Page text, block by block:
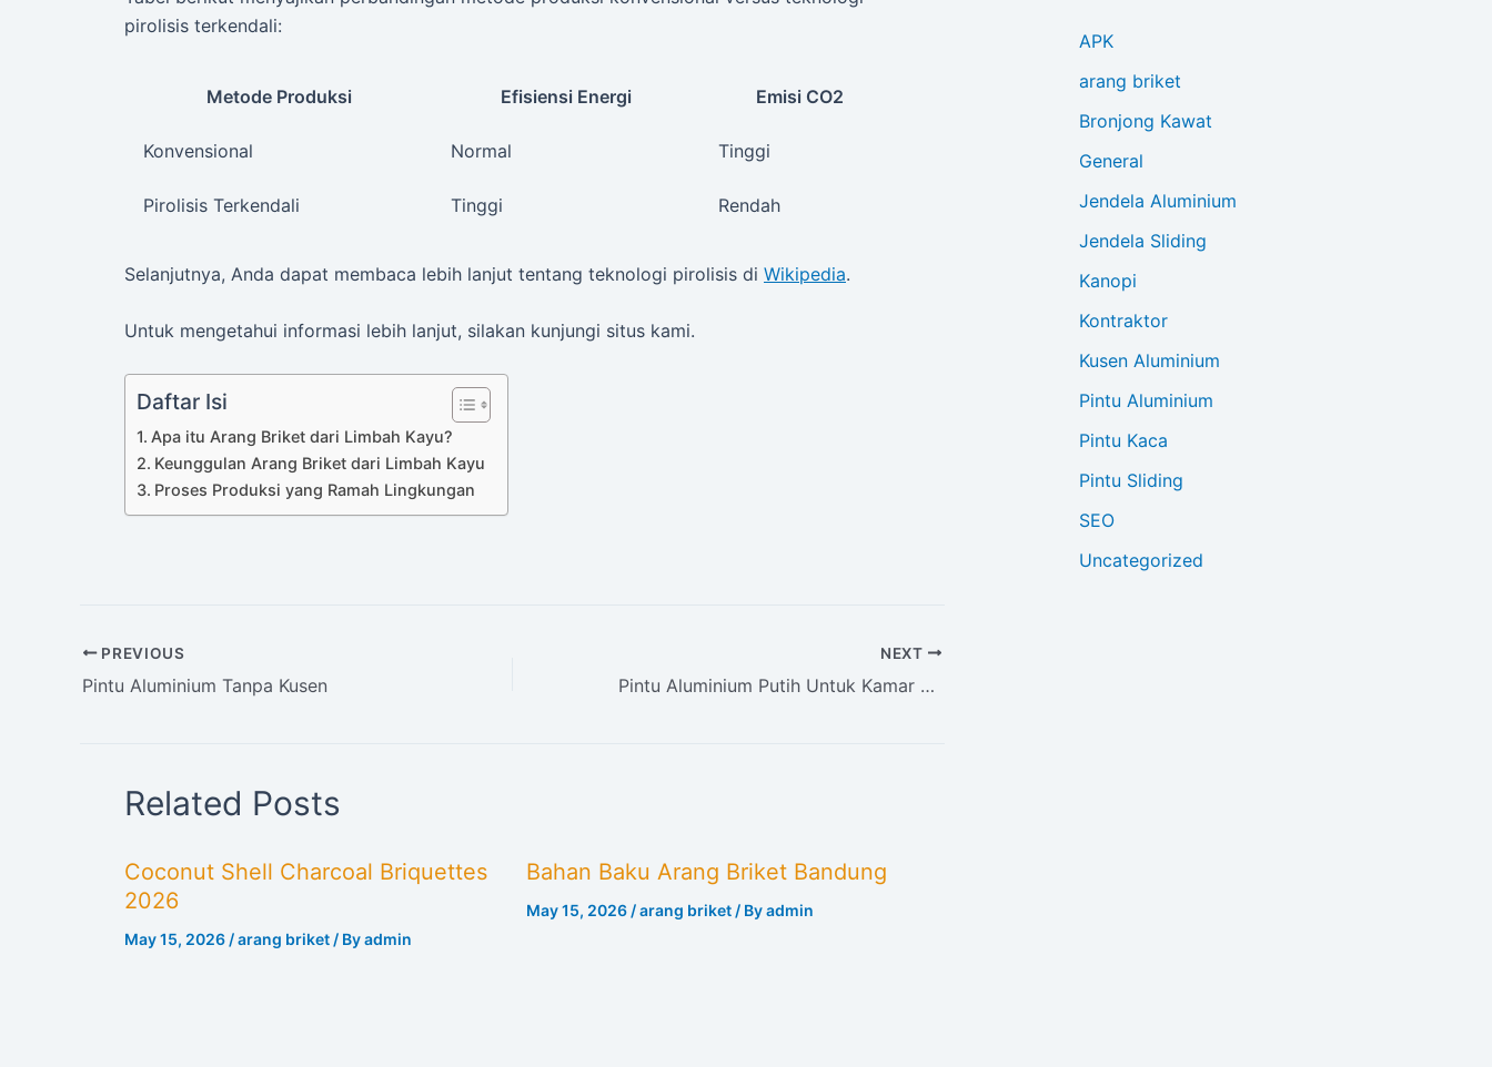
pirolisis terkendali:
Metode Produksi Efisiensi Energi Emisi CO2
Konvensional Normal Tinggi
Pirolisis Terkendali Tinggi Rendah
Selanjutnya, Anda dapat membaca lebih lanjut tentang teknologi pirolisis di Wikipedia.
Untuk mengetahui informasi lebih lanjut, silakan kunjungi situs kami.
Daftar Isi
Apa itu Arang Briket dari Limbah Kayu?
Keunggulan Arang Briket dari Limbah Kayu
Proses Produksi yang Ramah Lingkungan
PREVIOUS
Pintu Aluminium Tanpa Kusen
NEXT
Pintu Aluminium Putih Untuk Kamar Mandi
Related Posts
Coconut Shell Charcoal Briquettes
2026
May 15, 2026 /arang briket / Byadmin
Bahan Baku Arang Briket Bandung
May 15, 2026 /arang briket / Byadmin
APK
arang briket
Bronjong Kawat
General
Jendela Aluminium
Jendela Sliding
Kanopi
Kontraktor
Kusen Aluminium
Pintu Aluminium
Pintu Kaca
Pintu Sliding
SEO
Uncategorized